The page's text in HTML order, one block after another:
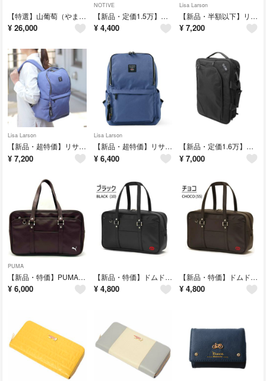
【特選】山葡萄（やまぶどう）かごバッグ 最高級天然素材 4mm 斜網代編 B7
¥ 26,000
NOTIVE
【新品・定価1.5万】Notive ショルダーバッグ NTBA-16 マスタード
¥ 4,400
Lisa Larson
【新品・半額以下】リサラーソン 大容量リュック LTPK-05 BG
¥ 7,200
Lisa Larson
【新品・超特価】リサラーソン 大容量リュック LTPK-05 BL
¥ 7,200
Lisa Larson
【新品・超特価】リサラーソン リュック／バックパック LTPK-08 BL
¥ 6,400
【新品・定価1.6万】RGB 3way リュック/ショルダー ビジネスバッグ
¥ 7,000
PUMA
【新品・特価】PUMA プーマ スクールバッグ スクバ J20284 PUレザー
¥ 6,000
【新品・特価】ドムドム スクールバッグ スクバ 8520703 学生かばん BK
¥ 4,800
【新品・特価】ドムドム スクールバッグ スクバ 8520703 学生かばん CH
¥ 4,800